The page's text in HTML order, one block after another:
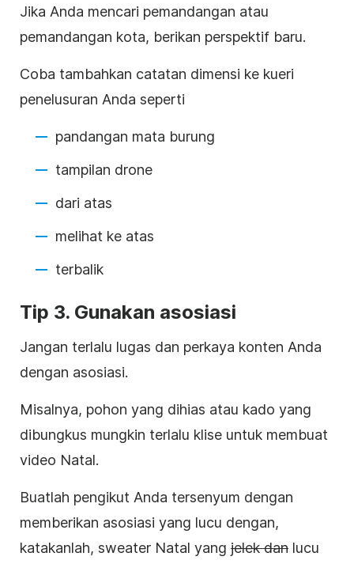
Jika Anda mencari pemandangan atau
pemandangan kota, berikan perspektif baru.
Coba tambahkan catatan dimensi ke kueri
penelusuran Anda seperti
pandangan mata burung
tampilan drone
dari atas
melihat ke atas
terbalik
Tip 3. Gunakan asosiasi
Jangan terlalu lugas dan perkaya konten Anda
dengan asosiasi.
Misalnya, pohon yang dihias atau kado yang
dibungkus mungkin terlalu klise untuk membuat
video Natal.
Buatlah pengikut Anda tersenyum dengan
memberikan asosiasi yang lucu dengan,
katakanlah, sweater Natal yang jelek dan lucu